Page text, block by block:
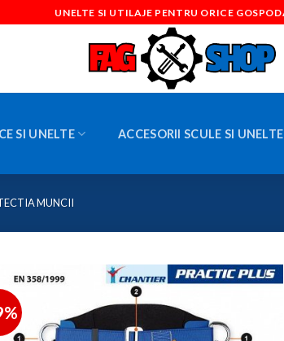
UNELTE SI UTILAJE PENTRU ORICE
SI UNELTE ACCESORII SCULE SI UNELTE
MUNCII